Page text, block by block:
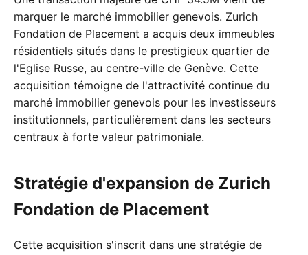
marquer le marché immobilier genevois. Zurich
Fondation de Placement a acquis deux immeubles
résidentiels situés dans le prestigieux quartier de
l'Eglise Russe, au centre-ville de Genève. Cette
acquisition témoigne de l'attractivité continue du
marché immobilier genevois pour les investisseurs
institutionnels, particulièrement dans les secteurs
centraux à forte valeur patrimoniale.
Stratégie d'expansion de Zurich
Fondation de Placement
Cette acquisition s'inscrit dans une stratégie de